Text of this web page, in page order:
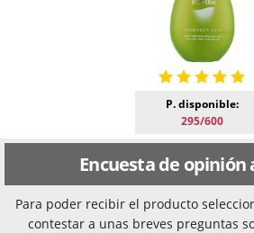
P. disponible:
295/600
Encuesta de opinión
Para poder recibir el producto
contestar a unas breves preguntas